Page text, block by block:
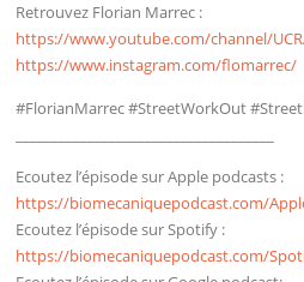
Retrouvez Florian Marrec :
https://www.youtube.com/channel/
https://www.instagram.com/flomarrec/
#FlorianMarrec #StreetWorkOut
Ecoutez l’épisode sur Apple podcasts :
https://biomecaniquepodcast.com/
Ecoutez l’épisode sur Spotify :
https://biomecaniquepodcast.com/